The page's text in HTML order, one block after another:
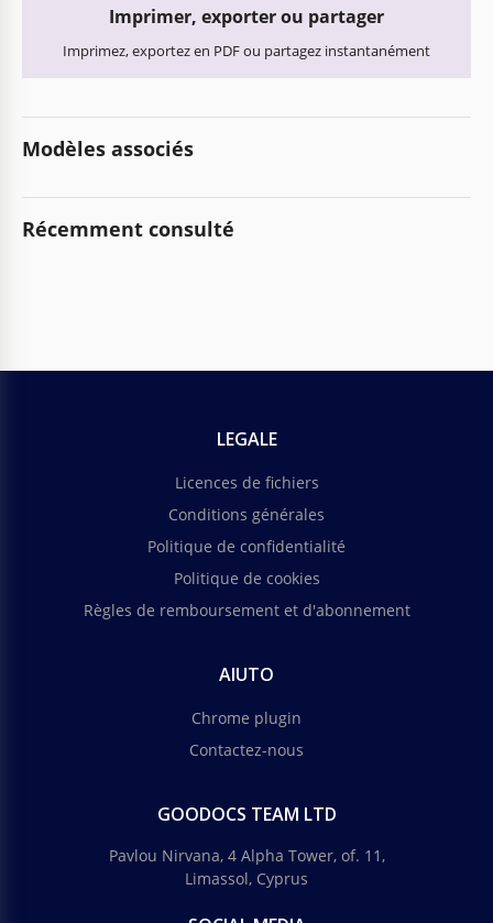
Imprimer, exporter ou partager
Imprimez, exportez en PDF ou partagez instantanément
Modèles associés
Récemment consulté
LEGALE
Licences de fichiers
Conditions générales
Politique de confidentialité
Politique de cookies
Règles de remboursement et d'abonnement
AIUTO
Chrome plugin
Contactez-nous
GOODOCS TEAM LTD
Pavlou Nirvana, 4 Alpha Tower, of. 11,
Limassol, Cyprus